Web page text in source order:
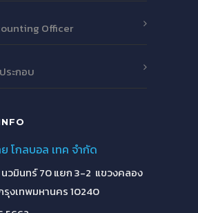
Officer
ระกอบ
โกลบอล เทค จำกัด
วมินทร์ 70 แยก 3-2 แขวงคลอง
งเทพมหานคร 10240